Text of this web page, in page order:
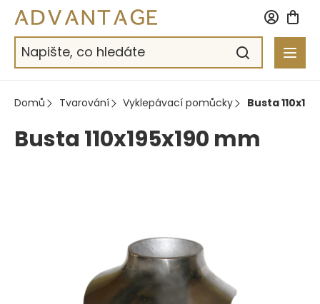
Přejít
obsah
Domů Tvarování Vyklepávací pomůcky Busta
Busta 110x195x190 mm